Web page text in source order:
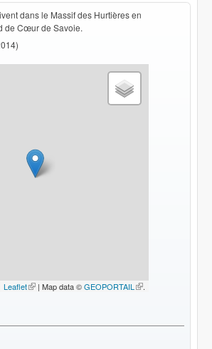
dans le Massif des Hurtières en
de Cœur de Savoie.
Leaflet(le lien est externe)
| Map data ©GEOPORTAIL (le lien
.